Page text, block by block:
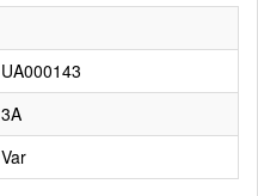
UA000143
3A
Var